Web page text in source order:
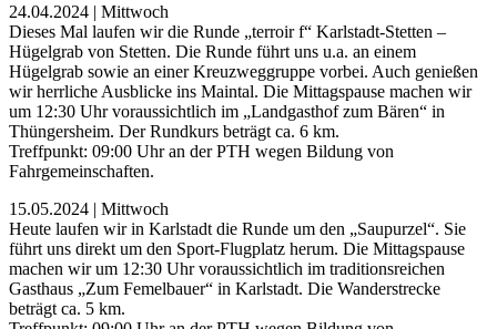
24.04.2024 | Mittwoch
Dieses Mal laufen wir die Runde „terroir f“ Karlstadt-Stetten –
Hügelgrab von Stetten. Die Runde führt uns u.a. an einem
Hügelgrab sowie an einer Kreuzweggruppe vorbei. Auch genießen
wir herrliche Ausblicke ins Maintal. Die Mittagspause machen wir
um 12:30 Uhr voraussichtlich im „Landgasthof zum Bären“ in
Thüngersheim. Der Rundkurs beträgt ca. 6 km.
Treffpunkt: 09:00 Uhr an der PTH wegen Bildung von
Fahrgemeinschaften.
15.05.2024 | Mittwoch
Heute laufen wir in Karlstadt die Runde um den „Saupurzel“. Sie
führt uns direkt um den Sport-Flugplatz herum. Die Mittagspause
machen wir um 12:30 Uhr voraussichtlich im traditionsreichen
Gasthaus „Zum Femelbauer“ in Karlstadt. Die Wanderstrecke
beträgt ca. 5 km.